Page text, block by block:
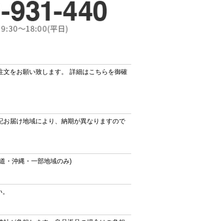
をお願い致します。 詳細はこちらを御確
届け地域により、納期が異なりますので
・沖縄・一部地域のみ)